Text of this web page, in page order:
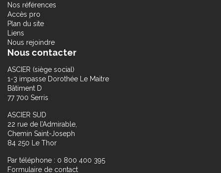
Nos références
Accès pro
Plan du site
Liens
Nous rejoindre
Nous contacter
ASCIER (siège social)
1-3 impasse Dorothée Le Maitre
Bâtiment D
77 700 Serris
ASCIER SUD
22 rue de l’Admirable,
Chemin Saint-Joseph
84 250 Le Thor
Par téléphone : 0 800 400 395
Formulaire de contact